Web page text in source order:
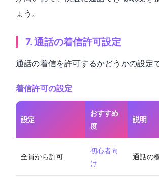
ょう。
7. 通話の着信許可設定
通話の着信を許可するかどうかの設定で
着信許可の設定
設定
おすすめ
度
説明
全員から許可
初心者向
け
通話の